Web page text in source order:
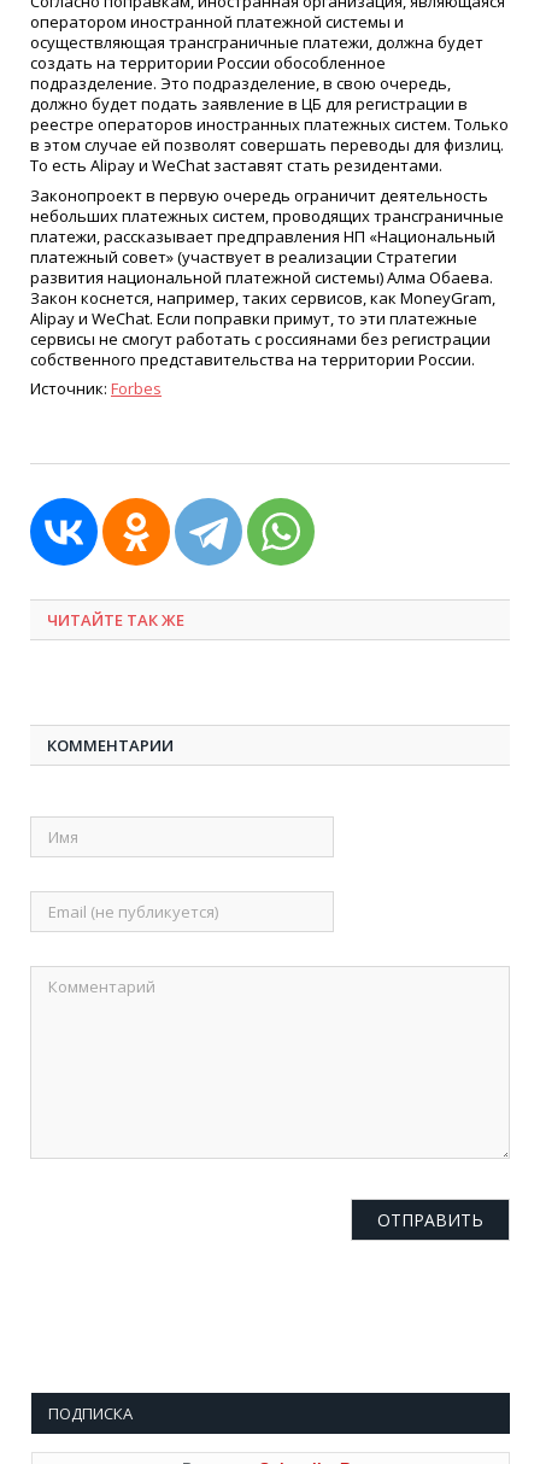
оператором иностранной платежной системы и
осуществляющая трансграничные платежи, должна будет
создать на территории России обособленное
подразделение. Это подразделение, в свою очередь,
должно будет подать заявление в ЦБ для регистрации в
реестре операторов иностранных платежных систем. Только
в этом случае ей позволят совершать переводы для физлиц.
То есть Alipay и WeChat заставят стать резидентами.
Законопроект в первую очередь ограничит деятельность
небольших платежных систем, проводящих трансграничные
платежи, рассказывает предправления НП «Национальный
платежный совет» (участвует в реализации Стратегии
развития национальной платежной системы) Алма Обаева.
Закон коснется, например, таких сервисов, как MoneyGram,
Alipay и WeChat. Если поправки примут, то эти платежные
сервисы не смогут работать с россиянами без регистрации
собственного представительства на территории России.
Источник: Forbes
ЧИТАЙТЕ ТАК ЖЕ
КОММЕНТАРИИ
ПОДПИСКА